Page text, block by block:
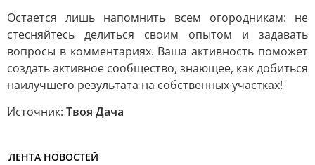
Остается лишь напомнить всем огородникам: не
стесняйтесь делиться своим опытом и задавать
вопросы в комментариях. Ваша активность поможет
создать активное сообщество, знающее, как добиться
наилучшего результата на собственных участках!
Источник: Твоя Дача
ЛЕНТА НОВОСТЕЙ